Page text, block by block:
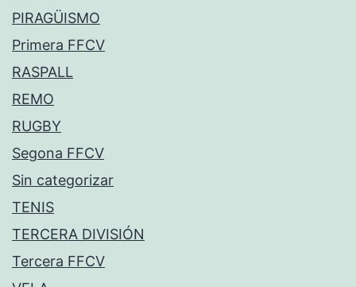
PIRAGÜISMO
Primera FFCV
RASPALL
REMO
RUGBY
Segona FFCV
Sin categorizar
TENIS
TERCERA DIVISIÓN
Tercera FFCV